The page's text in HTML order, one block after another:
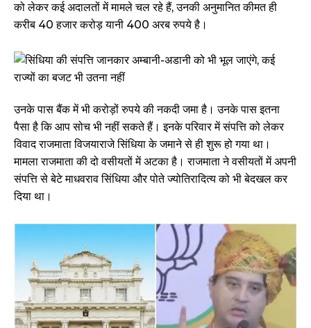
को लेकर कई अदालतों में मामले चल रहे हैं, उनकी अनुमानित कीमत ही
करीब 40 हजार करोड़ यानी 400 अरब रुपये है।
उनके पास बैंक में भी करोड़ों रुपये की नकदी जमा है। उनके पास इतना
पैसा है कि आप सोच भी नहीं सकते हैं। इनके परिवार में संपत्ति को लेकर
विवाद राजमाता विजयाराजे सिंधिया के जमाने से ही शुरू हो गया था।
मामला राजमाता की दो वसीयतों में अटका है। राजमाता ने वसीयतों में अपनी
संपत्ति से बेटे माधवराव सिंधिया और पोते ज्योतिरादित्य को भी बेदखल कर
दिया था।